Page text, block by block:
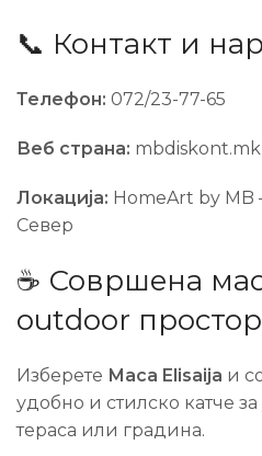
📞 Контакт и
Телефон: 072/23-77-65
Веб страна: mbdiskont.mk
Локација: HomeArt by MB
Север
☕ Совршена
outdoor
Изберете Маса Elisaija и
удобно и стилско катче
тераса или градина.